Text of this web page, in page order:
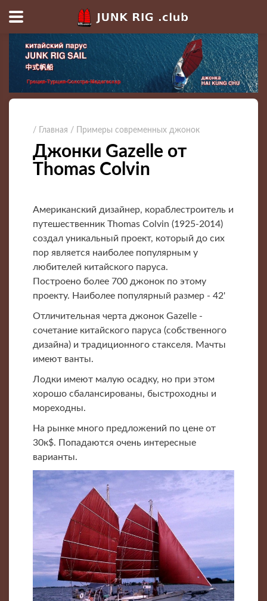
/ Главная / Примеры современных джонок
Джонки Gazelle от
Thomas Colvin
Американский дизайнер, кораблестроитель и
путешественник Thomas Colvin (1925-2014)
создал уникальный проект, который до сих
пор является наиболее популярным у
любителей китайского паруса.
Построено более 700 джонок по этому
проекту. Наиболее популярный размер - 42'
Отличительная черта джонок Gazelle -
сочетание китайского паруса (собственного
дизайна) и традиционного стакселя. Мачты
имеют ванты.
Лодки имеют малую осадку, но при этом
хорошо сбалансированы, быстроходны и
мореходны.
На рынке много предложений по цене от
30к$. Попадаются очень интересные
варианты.